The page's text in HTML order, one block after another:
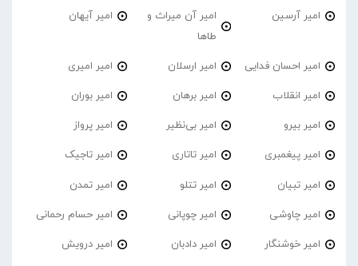
امیر آرسین
امیر آن میراث و
طاها
امیر آیهان
امیر احسان فدایی امیر ارسلان امیر امیری
امیر انقلاب امیر برهان امیر‌ بوران
امیر بیرو امیر بی‌نظیر امیر پرواز
امیر پیغمبری امیر تاتاری امیر تاجیک
امیر تبیان امیر تتلو امیر تمدن
امیر چاوشی امیر چوپانی امیر حسام رحمانی
امیر خوشنگار امیر دادبان امیر درویش